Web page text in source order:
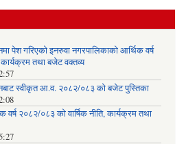
पेश गरिएको इनरुवा नगरपालिकाको आर्थिक वर्ष
कार्यक्रम तथा बजेट वक्तव्य
स्वीकृत आ.व. २०८२/०८३ को बजेट पुस्तिका
वर्ष २०८२/०८३ को वार्षिक नीति, कार्यक्रम तथा